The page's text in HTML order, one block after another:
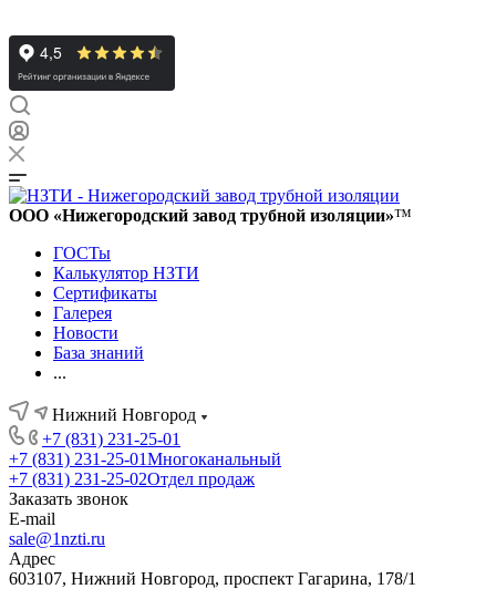
ООО «Нижегородский завод трубной изоляции»™
ГОСТы
Калькулятор НЗТИ
Сертификаты
Галерея
Новости
База знаний
...
Нижний Новгород
+7 (831) 231-25-01
+7 (831) 231-25-01Многоканальный
+7 (831) 231-25-02Отдел продаж
Заказать звонок
E-mail
sale@1nzti.ru
Адрес
603107, Нижний Новгород, проспект Гагарина, 178/1